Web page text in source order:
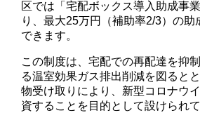
区では「宅配ボックス導入助成事
り、最大25万円（補助率2/3）の助
できます。
この制度は、宅配での再配達を抑
る温室効果ガス排出削減を図ると
物受け取りにより、新型コロナウ
資することを目的として設けられて